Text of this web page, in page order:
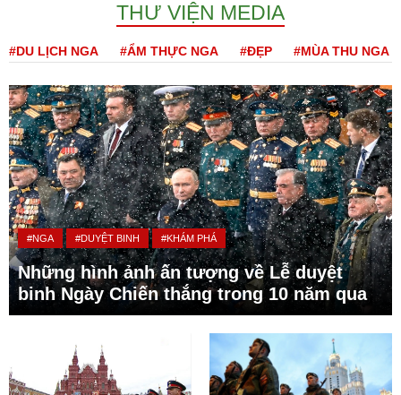
THƯ VIỆN MEDIA
#DU LỊCH NGA #ẨM THỰC NGA #ĐẸP #MÙA THU NGA
#NGA #DUYỆT BINH #KHÁM PHÁ
Những hình ảnh ấn tượng về Lễ duyệt
binh Ngày Chiến thắng trong 10 năm qua